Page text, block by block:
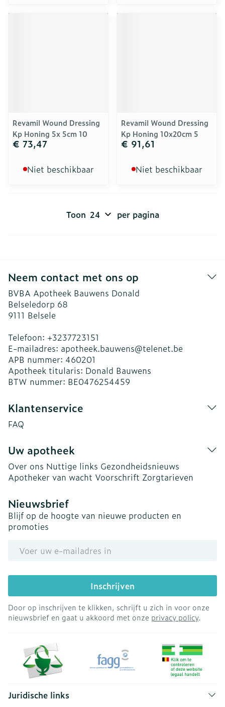
Revamil Wound Dressing
Kp Honing 5x 5cm 10
€ 73,47
Niet beschikbaar
Revamil Wound Dressing
Kp Honing 10x20cm 5
€ 91,61
Niet beschikbaar
Toon per pagina
Neem contact met ons op
BVBA Apotheek Bauwens Donald
Belseledorp 68
9111 Belsele
Telefoon: +3237723151
E-mailadres: apotheek.bauwens@telenet.be
APB nummer: 460201
Apotheek titularis: Donald Bauwens
BTW nummer: BE0476254459
Klantenservice
FAQ
Uw apotheek
Over ons Nuttige links Gezondheidsnieuws
Apotheker van wacht Voorschrift Zorgtarieven
Nieuwsbrief
Blijf op de hoogte van nieuwe producten en
promoties
Inschrijven
Door op inschrijven te klikken, schrijft u zich in voor onze
nieuwsbrief en gaat u akkoord met onze privacy policy.
Juridische links